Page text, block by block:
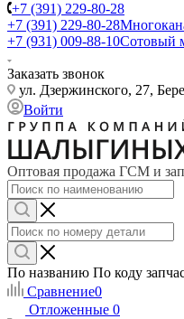
+7 (391) 229-80-28
+7 (391) 229-80-28
+7 (931) 009-88-10Сотовый
Заказать звонок
ул. Дзержинского, 27,
Войти
Оптовая продажа ГСМ и
По названию По коду
Сравнение0
Отложенные 0